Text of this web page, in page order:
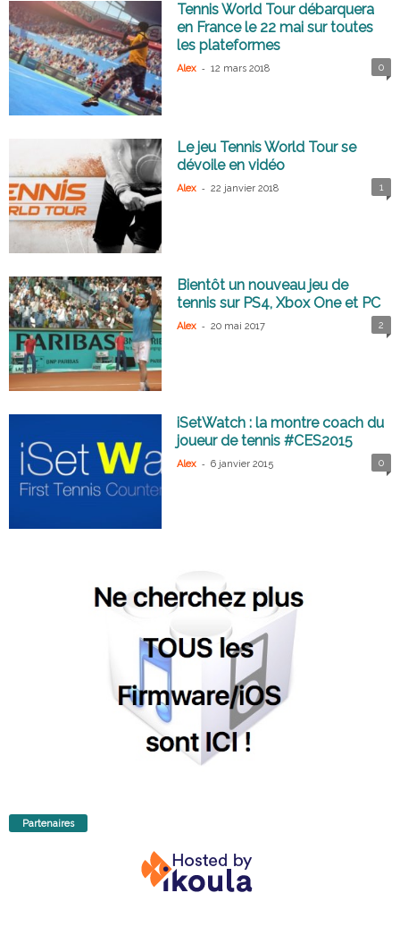
Tennis World Tour débarquera
en France le 22 mai sur toutes
les plateformes
Alex - 12 mars 2018 0
Le jeu Tennis World Tour se
dévoile en vidéo
Alex - 22 janvier 2018 1
Bientôt un nouveau jeu de
tennis sur PS4, Xbox One et PC
Alex - 20 mai 2017 2
iSetWatch : la montre coach du
joueur de tennis #CES2015
Alex - 6 janvier 2015 0
Partenaires